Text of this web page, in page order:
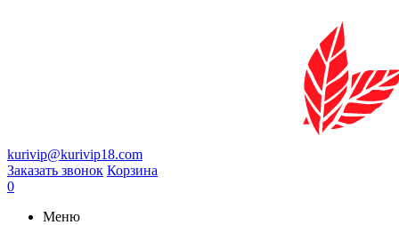
kurivip@kurivip18.com
Заказать звонок Корзина
0
Меню